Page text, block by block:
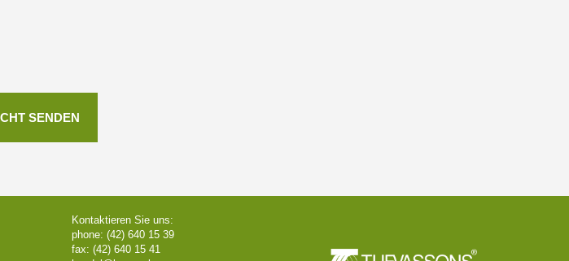
Kontaktieren Sie uns:
phone: (42) 640 15 39
fax: (42) 640 15 41